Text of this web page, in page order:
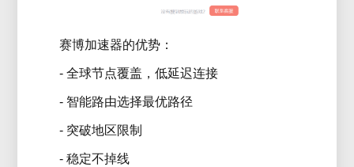
赛博加速器的优势：
- 全球节点覆盖，低延迟连接
- 智能路由选择最优路径
- 突破地区限制
- 稳定不掉线